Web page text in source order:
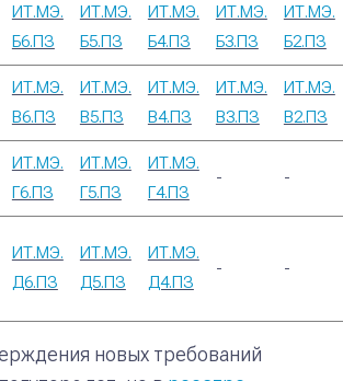
ИТ.МЭ.
Б6.ПЗ
ИТ.МЭ.
Б5.ПЗ
ИТ.МЭ.
Б4.ПЗ
ИТ.МЭ.
Б3.ПЗ
ИТ.МЭ.
Б2.ПЗ
ИТ.МЭ.
В6.ПЗ
ИТ.МЭ.
В5.ПЗ
ИТ.МЭ.
В4.ПЗ
ИТ.МЭ.
В3.ПЗ
ИТ.МЭ.
В2.ПЗ
ИТ.МЭ.
Г6.ПЗ
ИТ.МЭ.
Г5.ПЗ
ИТ.МЭ.
Г4.ПЗ
- -
ИТ.МЭ.
Д6.ПЗ
ИТ.МЭ.
Д5.ПЗ
ИТ.МЭ.
Д4.ПЗ
- -
новых требований